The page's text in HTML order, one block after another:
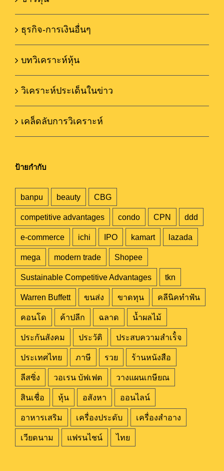
ธุรกิจ-การเงินอื่นๆ
บทวิเคราะห์หุ้น
วิเคราะห์ประเด็นในข่าว
เคล็ดลับการวิเคราะห์
ป้ายกำกับ
banpu beauty CBG
competitive advantages condo CPN ddd
e-commerce ichi IPO kamart lazada
mega modern trade Shopee
Sustainable Competitive Advantages tkn
Warren Buffett ขนส่ง ขาดทุน คลีนิคทำฟัน
คอนโด ค้าปลีก ฉลาด น้ำผลไม้
ประกันสังคม ประวัติ ประสบความสำเร็๋จ
ประเทศไทย ภาษี รวย ร้านหนังสือ
ลีสซิ่ง วอเรน บัฟเฟต วางแผนเกษียณ
สินเชื่อ หุ้น อสังหา ออนไลน์
อาหารเสริม เครื่องประดับ เครื่องสำอาง
เวียดนาม แฟรนไชน์ ไทย